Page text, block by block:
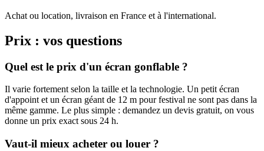
Achat ou location, livraison en France et à l'international.
Prix : vos questions
Quel est le prix d'un écran gonflable ?
Il varie fortement selon la taille et la technologie. Un petit écran
d'appoint et un écran géant de 12 m pour festival ne sont pas dans la
même gamme. Le plus simple : demandez un devis gratuit, on vous
donne un prix exact sous 24 h.
Vaut-il mieux acheter ou louer ?